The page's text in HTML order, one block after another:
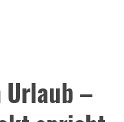
Urlaub –